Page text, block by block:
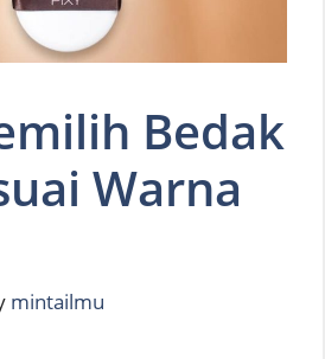
Bedak
Warna
mintailmu